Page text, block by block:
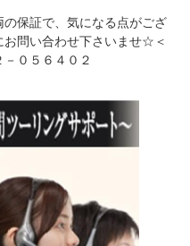
の保証で、気になる点がござ
お問い合わせ下さいませ☆＜
０５６４０２